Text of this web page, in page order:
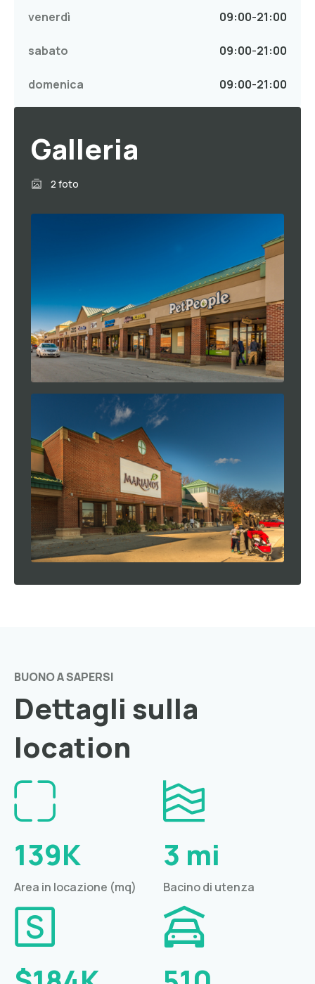
venerdì 09:00-21:00
sabato 09:00-21:00
domenica 09:00-21:00
Galleria
2 foto
BUONO A SAPERSI
Dettagli sulla
location
139K
Area in locazione (mq)
3 mi
Bacino di utenza